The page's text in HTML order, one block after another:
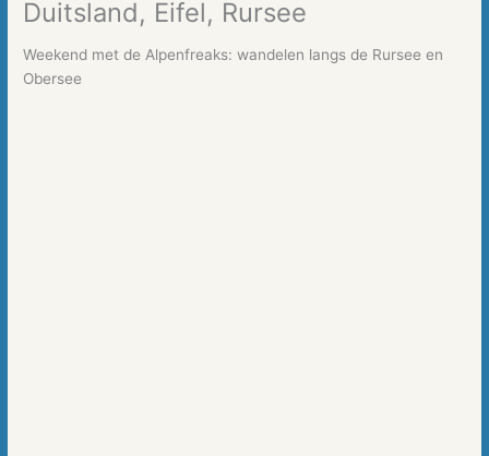
Duitsland, Eifel, Rursee
Weekend met de Alpenfreaks: wandelen langs de Rursee en
Obersee